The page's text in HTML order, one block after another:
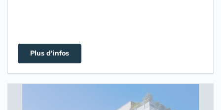
Plus d'infos